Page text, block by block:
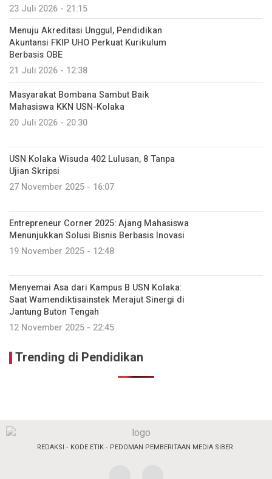
23 Juli 2026 - 21:15
Menuju Akreditasi Unggul, Pendidikan
Akuntansi FKIP UHO Perkuat Kurikulum
Berbasis OBE
21 Juli 2026 - 12:38
Masyarakat Bombana Sambut Baik
Mahasiswa KKN USN-Kolaka
20 Juli 2026 - 20:30
USN Kolaka Wisuda 402 Lulusan, 8 Tanpa
Ujian Skripsi
27 November 2025 - 16:07
Entrepreneur Corner 2025: Ajang Mahasiswa
Menunjukkan Solusi Bisnis Berbasis Inovasi
19 November 2025 - 12:48
Menyemai Asa dari Kampus B USN Kolaka:
Saat Wamendiktisainstek Merajut Sinergi di
Jantung Buton Tengah
12 November 2025 - 22:45
Trending di Pendidikan
REDAKSI KODE ETIK PEDOMAN PEMBERITAAN MEDIA SIBER